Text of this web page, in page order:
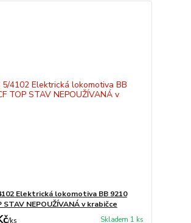
Elektrická lokomotiva BB 9210
STAV NEPOUŽÍVANÁ v krabičce
/ks Skladem 1 ks